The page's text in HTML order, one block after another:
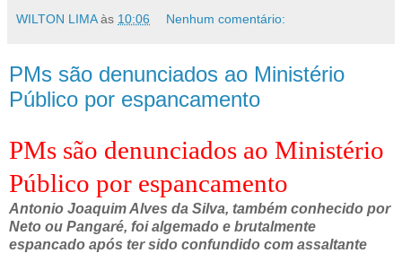
WILTON LIMA às 10:06 Nenhum comentário:
PMs são denunciados ao Ministério
Público por espancamento
PMs são denunciados ao Ministério
Público por espancamento
Antonio Joaquim Alves da Silva, também conhecido por
Neto ou Pangaré, foi algemado e brutalmente
espancado após ter sido confundido com assaltante